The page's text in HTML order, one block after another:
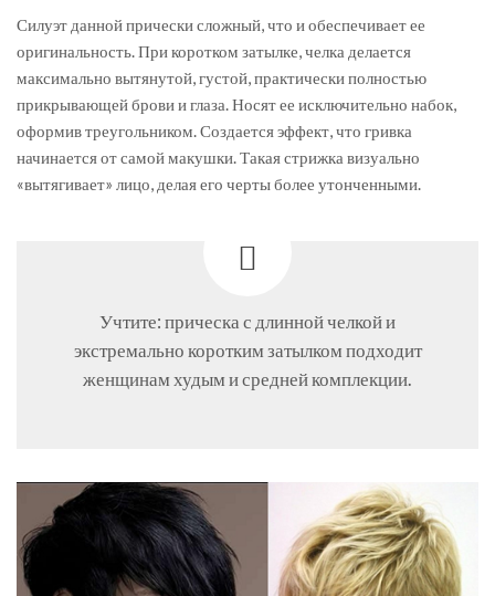
Силуэт данной прически сложный, что и обеспечивает ее
оригинальность. При коротком затылке, челка делается
максимально вытянутой, густой, практически полностью
прикрывающей брови и глаза. Носят ее исключительно набок,
оформив треугольником. Создается эффект, что гривка
начинается от самой макушки. Такая стрижка визуально
«вытягивает» лицо, делая его черты более утонченными.
Учтите: прическа с длинной челкой и
экстремально коротким затылком подходит
женщинам худым и средней комплекции.